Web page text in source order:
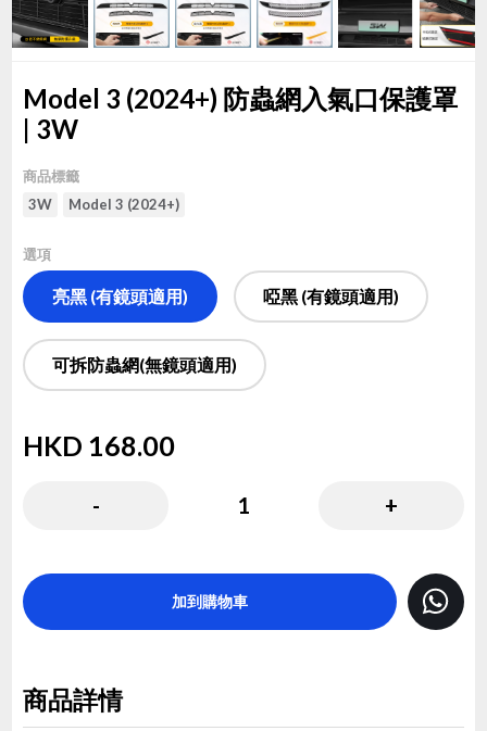
Model 3 (2024+) 防蟲網入氣口保護罩
| 3W
商品標籤
3W
Model 3 (2024+)
選項
亮黑 (有鏡頭適用) 啞黑 (有鏡頭適用)
可拆防蟲網(無鏡頭適用)
HKD 168.00
- 1 +
加到購物車
商品詳情